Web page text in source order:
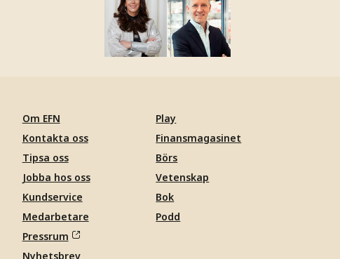
Om EFN
Kontakta oss
Tipsa oss
Jobba hos oss
Kundservice
Medarbetare
Pressrum
Nyhetsbrev
Play
Finansmagasinet
Börs
Vetenskap
Bok
Podd